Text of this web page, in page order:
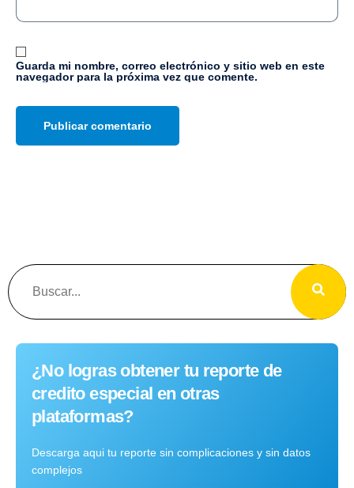
Guarda mi nombre, correo electrónico y sitio web en este
navegador para la próxima vez que comente.
¿No logras obtener tu reporte de
credito especial en otras
plataformas?
Descarga aqui tu reporte sin complicaciones y sin datos
complejos